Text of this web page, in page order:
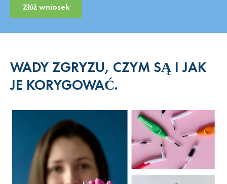
Złóż wniosek
WADY ZGRYZU, CZYM SĄ I JAK
JE KORYGOWAĆ.